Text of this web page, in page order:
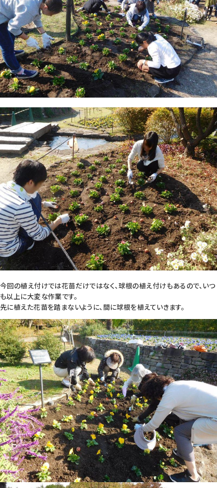
今回の植え付けでは花苗だけではなく、球根の植え付けもあるので、いつ
も以上に大変な作業です。
先に植えた花苗を踏まないように、間に球根を植えていきます。